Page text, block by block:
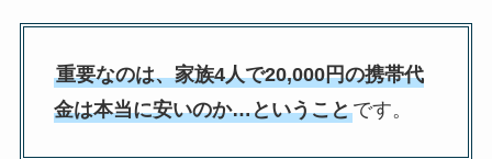
重要なのは、家族4人で20,000円の携帯代
金は本当に安いのか…ということです。